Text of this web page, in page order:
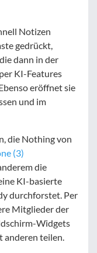
Notizen
gedrückt,
dann in der
KI-Features
eröffnet sie
und im
die Nothing von
(3)
die
KI-basierte
durchforstet. Per
Mitglieder der
Widgets
anderen teilen.